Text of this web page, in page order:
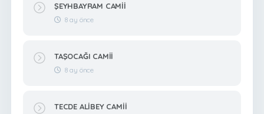
ŞEYHBAYRAM CAMİİ
8 ay önce
TAŞOCAĞI CAMİİ
8 ay önce
TECDE ALİBEY CAMİİ